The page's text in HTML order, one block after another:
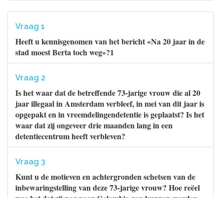
Vraag 1
Heeft u kennisgenomen van het bericht «Na 20 jaar in de
stad moest Berta toch weg»?1
Vraag 2
Is het waar dat de betreffende 73-jarige vrouw die al 20
jaar illegaal in Amsterdam verbleef, in mei van dit jaar is
opgepakt en in vreemdelingendetentie is geplaatst? Is het
waar dat zij ongeveer drie maanden lang in een
detentiecentrum heeft verbleven?
Vraag 3
Kunt u de motieven en achtergronden schetsen van de
inbewaringstelling van deze 73-jarige vrouw? Hoe reëel